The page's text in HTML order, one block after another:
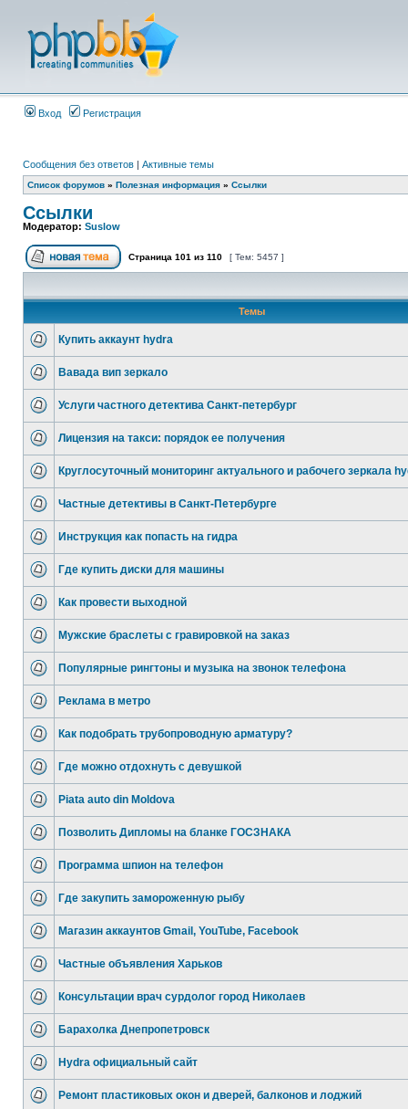
Вход Регистрация
Сообщения без ответов | Активные темы
Список форумов » Полезная информация » Ссылки
Ссылки
Модератор: Suslow
Страница 101 из 110 [ Тем: 5457 ]
Темы
Купить аккаунт hydra
Вавада вип зеркало
Услуги частного детектива Санкт-петербург
Лицензия на такси: порядок ее получения
Круглосуточный мониторинг актуального и рабочего зеркала
Частные детективы в Санкт-Петербурге
Инструкция как попасть на гидра
Где купить диски для машины
Как провести выходной
Мужские браслеты с гравировкой на заказ
Популярные рингтоны и музыка на звонок телефона
Реклама в метро
Как подобрать трубопроводную арматуру?
Где можно отдохнуть с девушкой
Piata auto din Moldova
Позволить Дипломы на бланке ГОСЗНАКА
Программа шпион на телефон
Где закупить замороженную рыбу
Магазин аккаунтов Gmail, YouTube, Facebook
Частные объявления Харьков
Консультации врач сурдолог город Николаев
Барахолка Днепропетровск
Hydra официальный сайт
Ремонт пластиковых окон и дверей, балконов и лоджий